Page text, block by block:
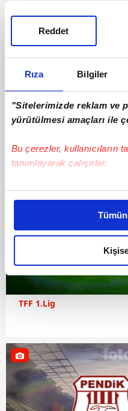
Rıza Bilgiler
"Sitelerimizde reklam ve
yürütülmesi amaçları ile
Bu çerezler, kullanıcıların
tanımlayarak çalışırlar.
Bu çerezlere izin vermeniz
daha iyi reklam deneyimi
amacımızın size daha iyi
olduğunu ve sizlere en iyi
elimizden gelen çabayı
reklamların maliyetlerimizi
kalemimiz olduğunu sizlere
gösterilmeyecektir."
Sizlere daha iyi bir hizmet
Sitemizde kendimize ve
kullanılmaktadır. Bu
Reddet
TFF 1.Lig